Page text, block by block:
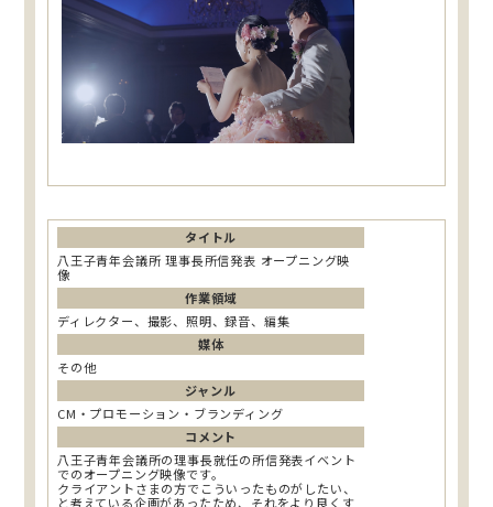
タイトル
八王子青年会議所 理事長所信発表 オープニング映
像
作業領域
ディレクター、撮影、照明、録音、編集
媒体
その他
ジャンル
CM・プロモーション・ブランディング
コメント
八王子青年会議所の理事長就任の所信発表イベント
でのオープニング映像です。
クライアントさまの方でこういったものがしたい、
と考えている企画があったため、それをより良くす